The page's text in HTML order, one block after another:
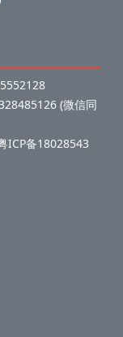
(微信同
ICP备18028543